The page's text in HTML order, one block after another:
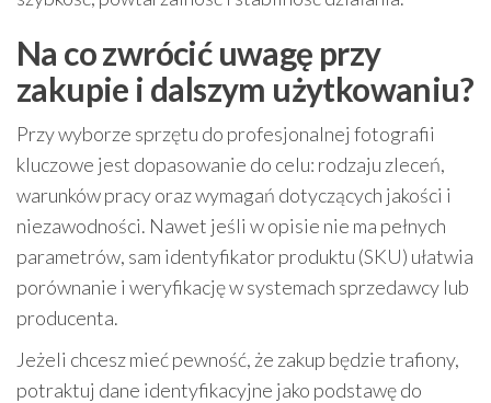
Na co zwrócić uwagę przy
zakupie i dalszym użytkowaniu?
Przy wyborze sprzętu do profesjonalnej fotografii
kluczowe jest dopasowanie do celu: rodzaju zleceń,
warunków pracy oraz wymagań dotyczących jakości i
niezawodności. Nawet jeśli w opisie nie ma pełnych
parametrów, sam identyfikator produktu (SKU) ułatwia
porównanie i weryfikację w systemach sprzedawcy lub
producenta.
Jeżeli chcesz mieć pewność, że zakup będzie trafiony,
potraktuj dane identyfikacyjne jako podstawę do